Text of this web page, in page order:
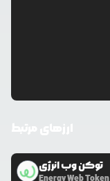
توکن وب انرژی
Energy Web Token